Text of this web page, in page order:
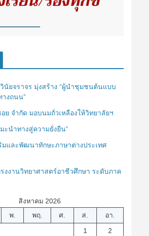
นัยจราจร มุ่งสร้าง “ผู้นำชุมชนต้นแบบ
งถนน”
ย จำกัด มอบนมถั่วเหลืองให้วิทยาลัยฯ
ะนำทางสู่ความยั่งยืน”
มและพัฒนาทักษะภาษาต่างประเทศ
งงานวิทยาศาสตร์อาชีวศึกษา ระดับภาค
สิงหาคม 2026
พ. พฤ. ศ. ส.
อา.
1
2